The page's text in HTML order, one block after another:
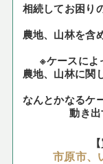
相続してお困り
農地、山林を含
※ケースによ
農地、山林に関
なんとかなるケ
動き
市原市、